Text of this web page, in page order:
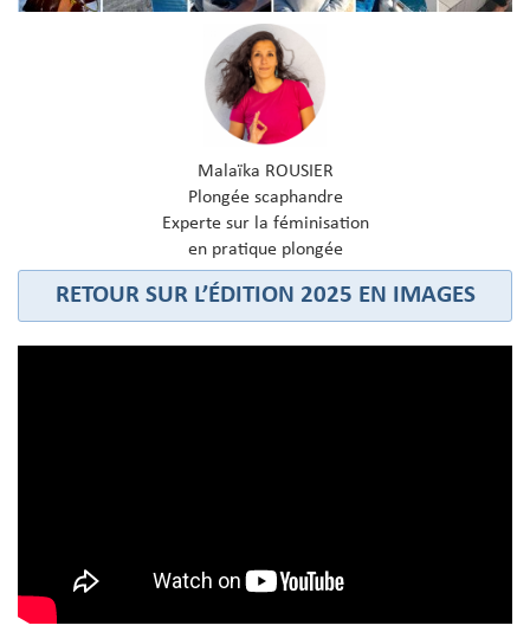
Malaïka ROUSIER
Plongée scaphandre
Experte sur la féminisation
en pratique plongée
RETOUR SUR L’ÉDITION 2025 EN IMAGES